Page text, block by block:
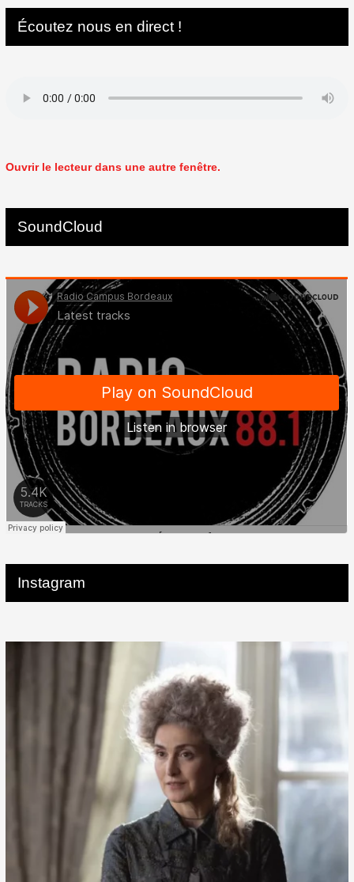
Écoutez nous en direct !
Ouvrir le lecteur dans une autre fenêtre.
SoundCloud
Instagram